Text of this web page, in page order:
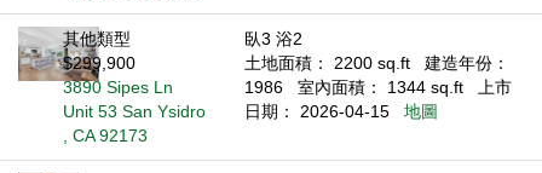
其他類型
$299,900
3890 Sipes Ln
Unit 53 San Ysidro
, CA 92173
臥3 浴2
土地面積： 2200 sq.ft
建造年份：
1986
室內面積： 1344 sq.ft
上市
日期： 2026-04-15
地圖